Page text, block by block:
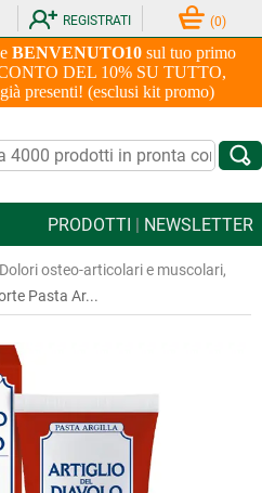
BENVENUTO10 sul tuo primo
DEL 10% SU TUTTO,
presenti! (esclusi kit promo)
REGISTRATI (0)
PRODOTTI | NEWSLETTER
Dolori osteo-articolari e muscolari,
Pasta Ar...